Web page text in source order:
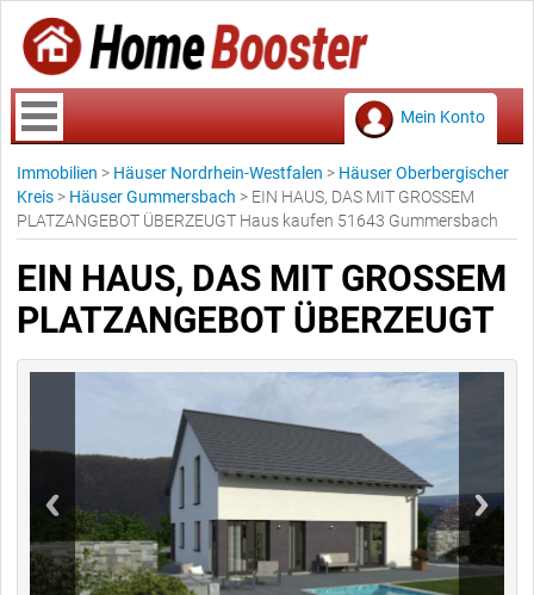
Mein Konto
Immobilien > Häuser Nordrhein-Westfalen > Häuser Oberbergischer
Kreis > Häuser Gummersbach > EIN HAUS, DAS MIT GROSSEM
PLATZANGEBOT ÜBERZEUGT Haus kaufen 51643 Gummersbach
EIN HAUS, DAS MIT GROSSEM
PLATZANGEBOT ÜBERZEUGT